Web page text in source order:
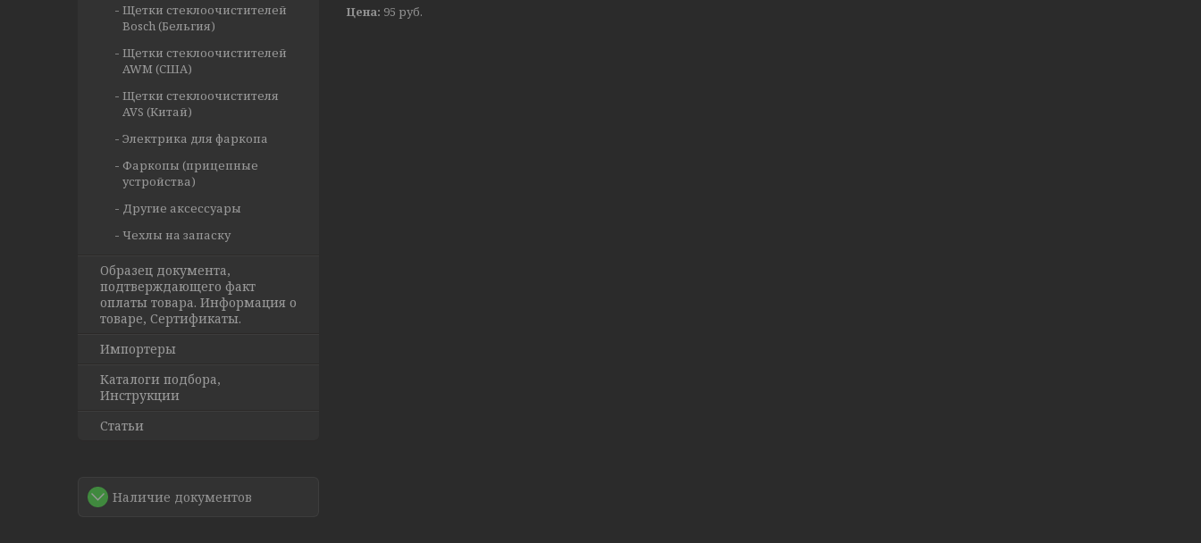
Цена: 95 руб.
Щетки стеклоочистителей
Bosch (Бельгия)
Щетки стеклоочистителей
AWM (США)
Щетки стеклоочистителя
AVS (Китай)
Электрика для фаркопа
Фаркопы (прицепные
устройства)
Другие аксессуары
Чехлы на запаску
Образец документа,
подтверждающего факт
оплаты товара. Информация о
товаре, Сертификаты.
Импортеры
Каталоги подбора,
Инструкции
Статьи
Наличие документов